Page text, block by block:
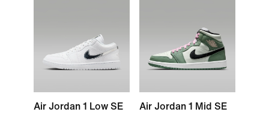
Air Jordan 1 Low SE
Air Jordan 1 Mid SE